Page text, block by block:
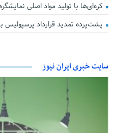
کره‌ای‌ها با تولید مواد اصلی
پشت‌پرده تمدید قرارداد پرسپولیس
سایت خبری ایران نیوز